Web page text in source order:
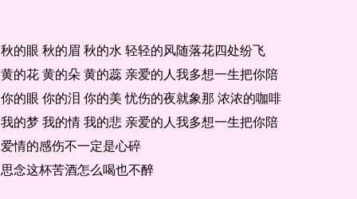
秋的眼 秋的眉 秋的水 轻轻的风随落花四处纷飞
黄的花 黄的朵 黄的蕊 亲爱的人我多想一生把你陪
你的眼 你的泪 你的美 忧伤的夜就象那 浓浓的咖啡
我的梦 我的情 我的悲 亲爱的人我多想一生把你陪
爱情的感伤不一定是心碎
思念这杯苦酒怎么喝也不醉